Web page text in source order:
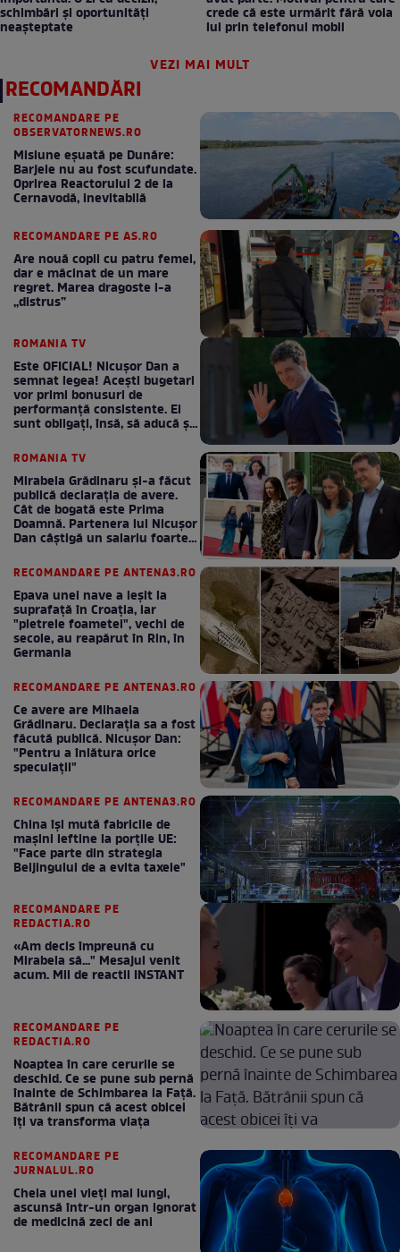
schimbări și oportunități
neașteptate
crede că este urmărit fără voia
lui prin telefonul mobil
VEZI MAI MULT
RECOMANDĂRI
RECOMANDARE PE
OBSERVATORNEWS.RO
Misiune eșuată pe Dunăre:
Barjele nu au fost scufundate.
Oprirea Reactorului 2 de la
Cernavodă, inevitabilă
RECOMANDARE PE AS.RO
Are nouă copii cu patru femei,
dar e măcinat de un mare
regret. Marea dragoste l-a
„distrus”
ROMANIA TV
Este OFICIAL! Nicușor Dan a
semnat legea! Acești bugetari
vor primi bonusuri de
performanță consistente. Ei
sunt obligați, însă, să aducă și
ROMANIA TV
Mirabela Grădinaru și-a făcut
publică declarația de avere.
Cât de bogată este Prima
Doamnă. Partenera lui Nicușor
Dan câștigă un salariu foarte
RECOMANDARE PE ANTENA3.RO
Epava unei nave a ieșit la
suprafață în Croația, iar
"pietrele foametei", vechi de
secole, au reapărut în Rin, în
Germania
RECOMANDARE PE ANTENA3.RO
Ce avere are Mihaela
Grădinaru. Declarația sa a fost
făcută publică. Nicușor Dan:
"Pentru a înlătura orice
speculații"
RECOMANDARE PE ANTENA3.RO
China își mută fabricile de
mașini ieftine la porțile UE:
"Face parte din strategia
Beijingului de a evita taxele"
RECOMANDARE PE
REDACTIA.RO
«Am decis împreună cu
Mirabela să..." Mesajul venit
acum. Mii de reactii INSTANT
RECOMANDARE PE
REDACTIA.RO
Noaptea în care cerurile se
deschid. Ce se pune sub pernă
înainte de Schimbarea la Față.
Bătrânii spun că acest obicei
îți va transforma viața
RECOMANDARE PE
JURNALUL.RO
Cheia unei vieți mai lungi,
ascunsă într-un organ ignorat
de medicină zeci de ani